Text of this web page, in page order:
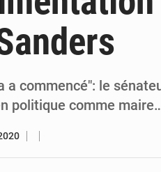
6 août 2026 Le Congo se dote
a commencé": le
politique comme